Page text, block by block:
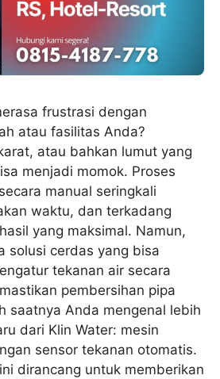
frustrasi dengan
atau fasilitas Anda?
atau bahkan lumut yang
menjadi momok. Proses
manual seringkali
waktu, dan terkadang
yang maksimal. Namun,
solusi cerdas yang bisa
tekanan air secara
pembersihan pipa
saatnya Anda mengenal lebih
dari Klin Water: mesin
sensor tekanan otomatis.
dirancang untuk memberikan